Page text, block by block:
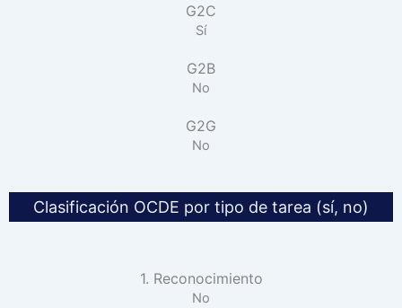
G2C
Sí
G2B
No
G2G
No
Clasificación OCDE por tipo de tarea (sí, no)
1. Reconocimiento
No